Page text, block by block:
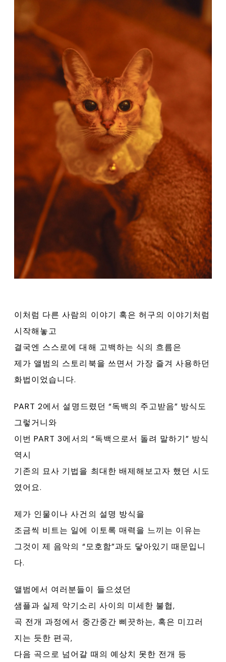
이처럼 다른 사람의 이야기 혹은 허구의 이야기처럼
시작해놓고
결국엔 스스로에 대해 고백하는 식의 흐름은
제가 앨범의 스토리북을 쓰면서 가장 즐겨 사용하던
화법이었습니다.
PART 2에서 설명드렸던 “독백의 주고받음” 방식도
그렇거니와
이번 PART 3에서의 “독백으로서 돌려 말하기” 방식
역시
기존의 묘사 기법을 최대한 배제해보고자 했던 시도
였어요.
제가 인물이나 사건의 설명 방식을
조금씩 비트는 일에 이토록 매력을 느끼는 이유는
그것이 제 음악의 “모호함”과도 닿아있기 때문입니
다.
앨범에서 여러분들이 들으셨던
샘플과 실제 악기소리 사이의 미세한 불협,
곡 전개 과정에서 중간중간 삐끗하는, 혹은 미끄러
지는 듯한 편곡,
다음 곡으로 넘어갈 때의 예상치 못한 전개 등